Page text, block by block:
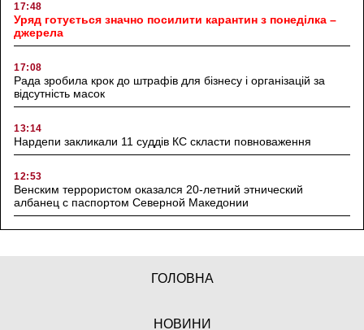
17:48
Уряд готується значно посилити карантин з понеділка –
джерела
17:08
Рада зробила крок до штрафів для бізнесу і організацій за
відсутність масок
13:14
Нардепи закликали 11 суддів КС скласти повноваження
12:53
Венским террористом оказался 20-летний этнический
албанец с паспортом Северной Македонии
ГОЛОВНА
НОВИНИ